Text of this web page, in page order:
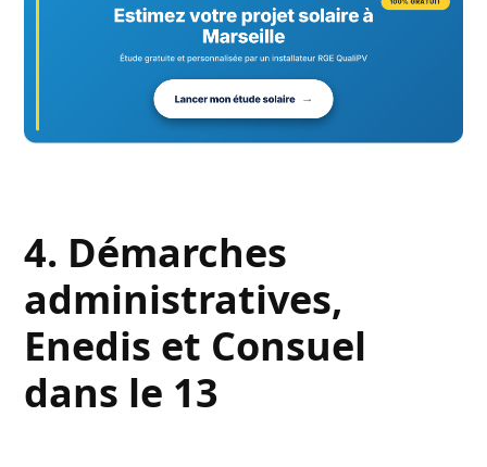
4. Démarches
administratives,
Enedis et Consuel
dans le 13